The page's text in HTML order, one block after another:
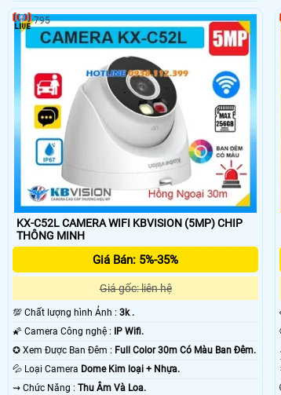
KX-C52L CAMERA WIFI KBVISION (5MP) CHIP
THÔNG MINH
Giá Bán: 5%-35%
Giá gốc: liên hệ
💯 Chất lượng hình Ảnh : 3k .
🌠 Camera Công nghệ :
IP Wifi.
✪ Xem Được Ban Đêm : Full Color 30m Có Màu Ban Ðêm.
💦 Loại Camera Dome Kim loại + Nhựa.
️⇝ Chức Năng : Thu Âm Và Loa.
795